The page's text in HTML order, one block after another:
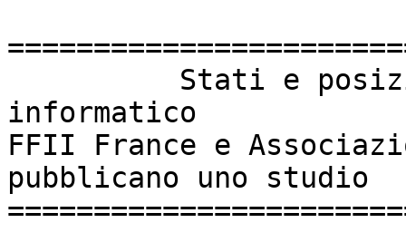
informatico
FFII France e
pubblicano uno studio